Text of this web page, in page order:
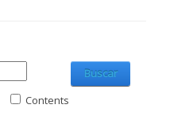
Buscar
Contents